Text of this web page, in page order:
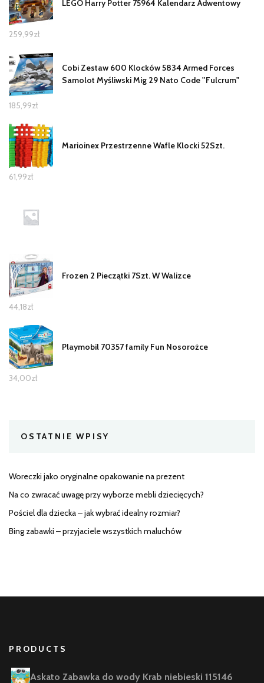
LEGO Harry Potter 75964 Kalendarz Adwentowy
259,99zł
Cobi Zestaw 600 Klocków 5834 Armed Forces
Samolot Myśliwski Mig 29 Nato Code ''Fulcrum"
185,99zł
Marioinex Przestrzenne Wafle Klocki 52Szt.
61,99zł
Frozen 2 Pieczątki 7Szt. W Walizce
44,18zł
Playmobil 70357 family Fun Nosorożce
34,00zł
OSTATNIE WPISY
Woreczki jako oryginalne opakowanie na prezent
Na co zwracać uwagę przy wyborze mebli dziecięcych?
Pościel dla dziecka – jak wybrać idealny rozmiar?
Bing zabawki – przyjaciele wszystkich maluchów
PRODUCTS
Askato Zabawka do wody Krab niebieski 115146